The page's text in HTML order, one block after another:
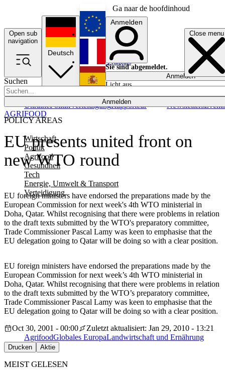
Ga naar de hoofdinhoud
Open sub
navigation
Close menu
Suchen
Anmelden
POLICY AREAS
Wirtschaft
Politik
Agrifood
Gesundheit
Tech
Energie, Umwelt & Transport
Verteidigung
UkrainePolitikVerteidigungRapporteur NewslettersEvents
Deutsch
English
Français
Anmelden
Sie sind abgemeldet.
Anmelden
Licht aus
EU presents united front on
new WTO round
EU foreign ministers have endorsed the preparations made by the
European Commission for next week's 4th WTO ministerial in
Doha, Qatar. Whilst recognising that there were problems in relation
to the draft texts submitted by the WTO's preparatory committee,
Trade Commissioner Pascal Lamy was keen to emphasise that the
EU delegation going to Qatar will be doing so with a clear position.
AGRIFOOD
EU foreign ministers have endorsed the preparations made by the
European Commission for next week’s 4th WTO ministerial in
Doha, Qatar. Whilst recognising that there were problems in relation
to the draft texts submitted by the WTO’s preparatory committee,
Trade Commissioner Pascal Lamy was keen to emphasise that the
EU delegation going to Qatar will be doing so with a clear position.
Oct 30, 2001 - 00:00
Zuletzt aktualisiert: Jan 29, 2010 - 13:21
AgrifoodGlobales EuropaLandwirtschaft und Ernährung
Drucken Aktie
MEIST GELESEN